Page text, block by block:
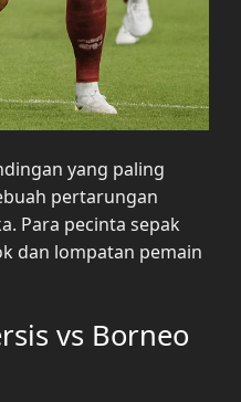
yang paling
pertarungan
Para pecinta sepak
dan lompatan pemain
vs Borneo